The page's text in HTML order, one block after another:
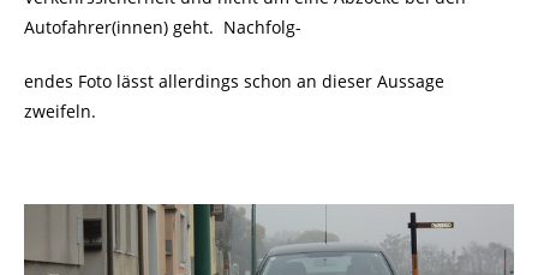
Autofahrer(innen) geht. Nachfolg-
endes Foto lässt allerdings schon an dieser Aussage
zweifeln.